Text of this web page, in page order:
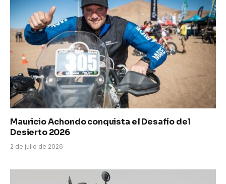
Mauricio Achondo conquista el Desafío del
Desierto 2026
2 de julio de 2026